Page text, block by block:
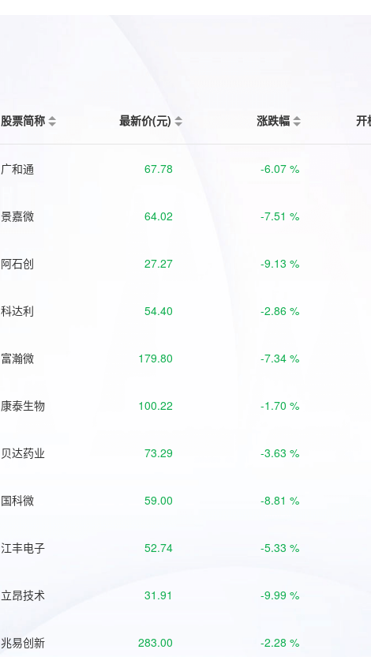
股票简称 最新价(元) 涨跌幅 开
广和通 67.78 -6.07 %
景嘉微 64.02 -7.51 %
阿石创 27.27 -9.13 %
科达利 54.40 -2.86 %
富瀚微 179.80 -7.34 %
康泰生物 100.22 -1.70 %
贝达药业 73.29 -3.63 %
国科微 59.00 -8.81 %
江丰电子 52.74 -5.33 %
立昂技术 31.91 -9.99 %
兆易创新 283.00 -2.28 %